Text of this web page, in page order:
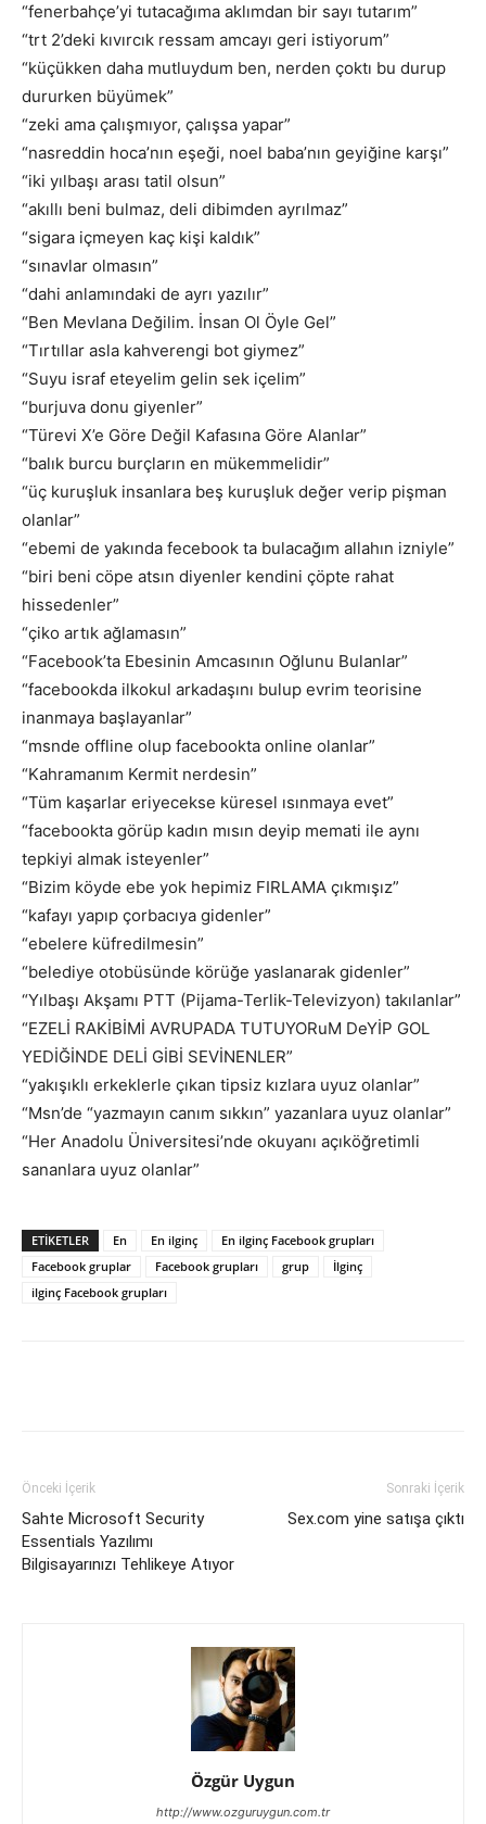
“fenerbahçe’yi tutacağıma aklımdan bir sayı tutarım”
“trt 2’deki kıvırcık ressam amcayı geri istiyorum”
“küçükken daha mutluydum ben, nerden çoktı bu durup
dururken büyümek”
“zeki ama çalışmıyor, çalışsa yapar”
“nasreddin hoca’nın eşeği, noel baba’nın geyiğine karşı”
“iki yılbaşı arası tatil olsun”
“akıllı beni bulmaz, deli dibimden ayrılmaz”
“sigara içmeyen kaç kişi kaldık”
“sınavlar olmasın”
“dahi anlamındaki de ayrı yazılır”
“Ben Mevlana Değilim. İnsan Ol Öyle Gel”
“Tırtıllar asla kahverengi bot giymez”
“Suyu israf eteyelim gelin sek içelim”
“burjuva donu giyenler”
“Türevi X’e Göre Değil Kafasına Göre Alanlar”
“balık burcu burçların en mükemmelidir”
“üç kuruşluk insanlara beş kuruşluk değer verip pişman
olanlar”
“ebemi de yakında fecebook ta bulacağım allahın izniyle”
“biri beni cöpe atsın diyenler kendini çöpte rahat
hissedenler”
“çiko artık ağlamasın”
“Facebook’ta Ebesinin Amcasının Oğlunu Bulanlar”
“facebookda ilkokul arkadaşını bulup evrim teorisine
inanmaya başlayanlar”
“msnde offline olup facebookta online olanlar”
“Kahramanım Kermit nerdesin”
“Tüm kaşarlar eriyecekse küresel ısınmaya evet”
“facebookta görüp kadın mısın deyip memati ile aynı
tepkiyi almak isteyenler”
“Bizim köyde ebe yok hepimiz FIRLAMA çıkmışız”
“kafayı yapıp çorbacıya gidenler”
“ebelere küfredilmesin”
“belediye otobüsünde körüğe yaslanarak gidenler”
“Yılbaşı Akşamı PTT (Pijama-Terlik-Televizyon) takılanlar”
“EZELİ RAKİBİMİ AVRUPADA TUTUYORuM DeYİP GOL
YEDİĞİNDE DELİ GİBİ SEVİNENLER”
“yakışıklı erkeklerle çıkan tipsiz kızlara uyuz olanlar”
“Msn’de “yazmayın canım sıkkın” yazanlara uyuz olanlar”
“Her Anadolu Üniversitesi’nde okuyanı açıköğretimli
sananlara uyuz olanlar”
ETIKETLER En En ilginç
En ilginç Facebook grupları
Facebook gruplar
Facebook grupları grup
İlginç
ilginç Facebook grupları
Önceki İçerik
Sahte Microsoft Security
Essentials Yazılımı
Bilgisayarınızı Tehlikeye Atıyor
Sonraki İçerik
Sex.com yine satışa çıktı
Özgür Uygun
http://www.ozguruygun.com.tr